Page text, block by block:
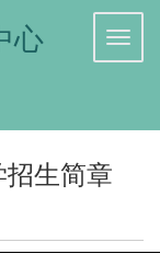
心
招生简章